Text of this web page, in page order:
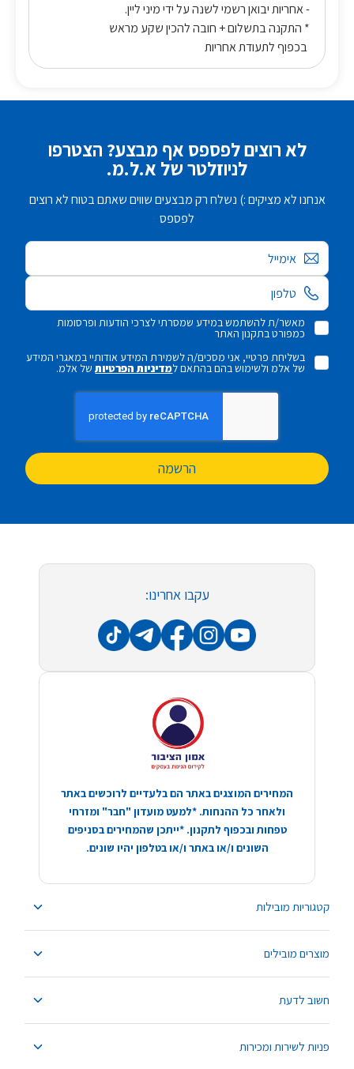
- אחריות יבואן רשמי לשנה על ידי מיני ליין.
* התקנה בתשלום + חובה להכין שקע מראש
בכפוף לתעודת אחריות
לא רוצים לפספס אף מבצע? הצטרפו
לניוזלטר של א.ל.מ.
אנחנו לא מציקים :) נשלח רק מבצעים שווים שאתם בטוח לא רוצים
לפספס
אימייל
מאשר/ת להשתמש במידע שמסרתי לצרכי הודעות ופרסומות
כמפורט בתקנון האתר
בשליחת פרטיי, אני מסכים/ה לשמירת המידע אודותיי במאגרי המידע
של אלמ ולשימוש בהם בהתאם למדיניות הפרטיותשל אלמ.
הרשמה
קטגוריות מובילות
מוצרים מובילים
חשוב לדעת
פניות לשירות ומכירות
עקבו אחרינו:
המחירים המוצגים באתר הם בלעדיים לרוכשים באתר
ולאחר כל ההנחות. *למעט מועדון "חבר" ומזרחי
טפחות ובכפוף לתקנון. *ייתכן שהמחירים בסניפים
השונים ו/או באתר ו/או בטלפון יהיו שונים.